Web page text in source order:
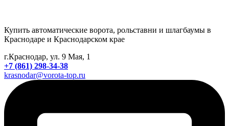
Купить автоматические ворота, рольставни и шлагбаумы в
Краснодаре и Краснодарском крае
г.Краснодар, ул. 9 Мая, 1
+7 (861) 298-34-38
krasnodar@vorota-top.ru